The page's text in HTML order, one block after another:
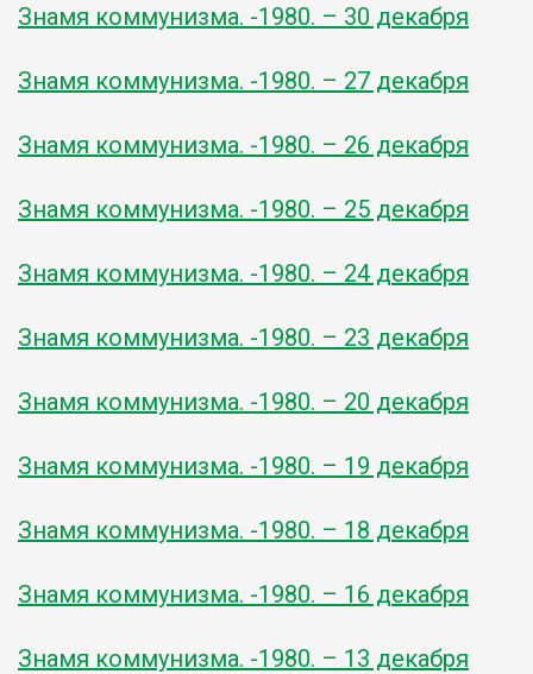
Знамя коммунизма. -1980. – 30 декабря
Знамя коммунизма. -1980. – 27 декабря
Знамя коммунизма. -1980. – 26 декабря
Знамя коммунизма. -1980. – 25 декабря
Знамя коммунизма. -1980. – 24 декабря
Знамя коммунизма. -1980. – 23 декабря
Знамя коммунизма. -1980. – 20 декабря
Знамя коммунизма. -1980. – 19 декабря
Знамя коммунизма. -1980. – 18 декабря
Знамя коммунизма. -1980. – 16 декабря
Знамя коммунизма. -1980. – 13 декабря